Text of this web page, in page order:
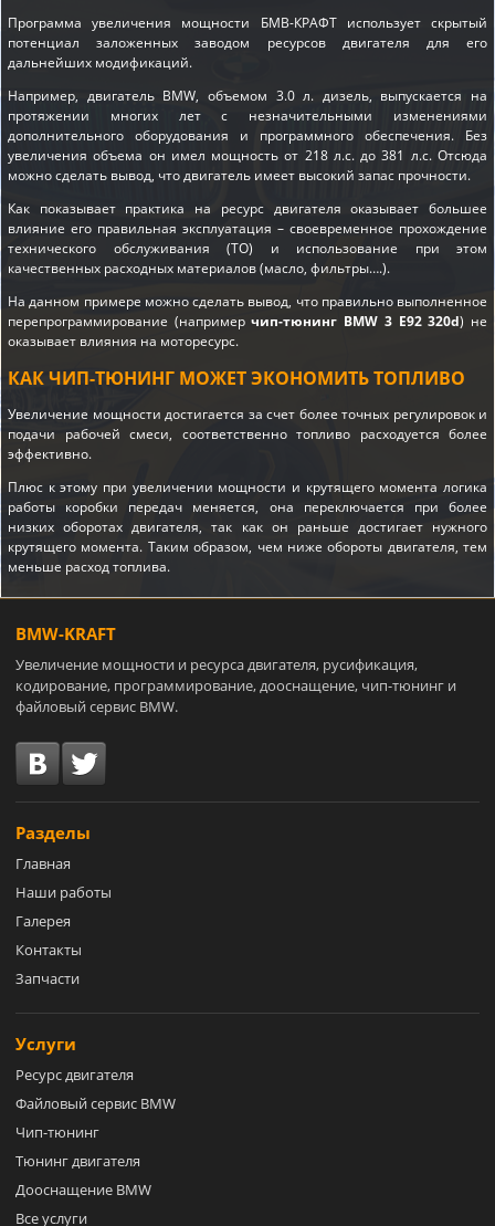
Программа увеличения мощности БМВ-КРАФТ использует скрытый
потенциал заложенных заводом ресурсов двигателя для его
дальнейших модификаций.
Например, двигатель BMW, объемом 3.0 л. дизель, выпускается на
протяжении многих лет с незначительными изменениями
дополнительного оборудования и программного обеспечения. Без
увеличения объема он имел мощность от 218 л.с. до 381 л.с. Отсюда
можно сделать вывод, что двигатель имеет высокий запас прочности.
Как показывает практика на ресурс двигателя оказывает большее
влияние его правильная эксплуатация – своевременное прохождение
технического обслуживания (ТО) и использование при этом
качественных расходных материалов (масло, фильтры….).
На данном примере можно сделать вывод, что правильно выполненное
перепрограммирование (напримерчип-тюнинг BMW 3 E92 320d) не
оказывает влияния на моторесурс.
КАК ЧИП-ТЮНИНГ МОЖЕТ ЭКОНОМИТЬ ТОПЛИВО
Увеличение мощности достигается за счет более точных регулировок и
подачи рабочей смеси, соответственно топливо расходуется более
эффективно.
Плюс к этому при увеличении мощности и крутящего момента логика
работы коробки передач меняется, она переключается при более
низких оборотах двигателя, так как он раньше достигает нужного
крутящего момента. Таким образом, чем ниже обороты двигателя, тем
меньше расход топлива.
BMW-KRAFT
Увеличение мощности и ресурса двигателя, русификация,
кодирование, программирование, дооснащение, чип-тюнинг и
файловый сервис BMW.
Разделы
Главная
Наши работы
Галерея
Контакты
Запчасти
Услуги
Ресурс двигателя
Файловый сервис BMW
Чип-тюнинг
Тюнинг двигателя
Дооснащение BMW
Все услуги